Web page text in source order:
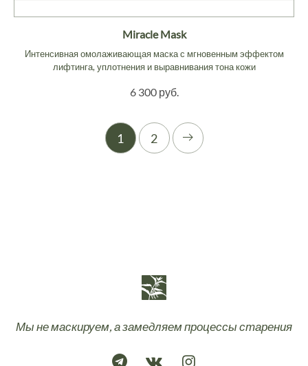
Miracle Mask
Интенсивная омолаживающая маска с мгновенным эффектом
лифтинга, уплотнения и выравнивания тона кожи
6 300 руб.
1 2
Мы не маскируем, а замедляем процессы старения